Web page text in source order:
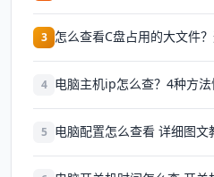
3 怎么查看C盘占用的大文件
4 电脑主机ip怎么查？4种方
5 电脑配置怎么查看 详细图文